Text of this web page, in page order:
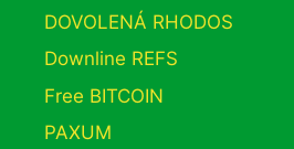
DOVOLENÁ RHODOS
Downline REFS
Free BITCOIN
PAXUM